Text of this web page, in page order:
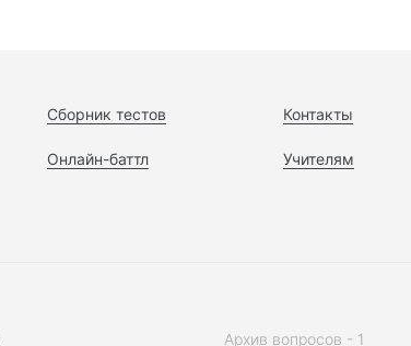
Сборник тестов
Онлайн-баттл
Контакты
Учителям
Архив вопросов - 1